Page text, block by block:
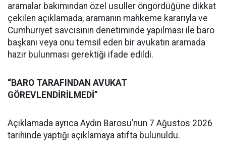
aramalar bakımından özel usuller öngördüğüne dikkat
çekilen açıklamada, aramanın mahkeme kararıyla ve
Cumhuriyet savcısının denetiminde yapılması ile baro
başkanı veya onu temsil eden bir avukatın aramada
hazır bulunması gerektiği ifade edildi.
“BARO TARAFINDAN AVUKAT
GÖREVLENDİRİLMEDİ”
Açıklamada ayrıca Aydın Barosu’nun 7 Ağustos 2026
tarihinde yaptığı açıklamaya atıfta bulunuldu.